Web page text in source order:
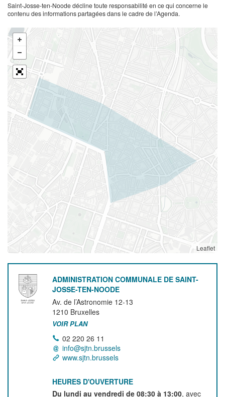
Saint-Josse-ten-Noode décline toute responsabilité en ce qui concerne le
contenu des informations partagées dans le cadre de l’Agenda.
Leaflet
ADMINISTRATION COMMUNALE DE SAINT-
JOSSE-TEN-NOODE
Av. de l’Astronomie 12-13
1210 Bruxelles
VOIR PLAN
02 220 26 11
info@sjtn.brussels
www.sjtn.brussels
HEURES D'OUVERTURE
Du lundi au vendredi de 08:30 à 13:00, avec